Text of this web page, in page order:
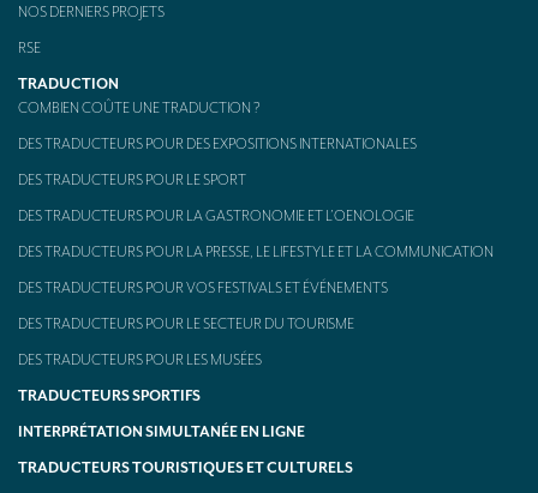
NOS DERNIERS PROJETS
RSE
TRADUCTION
COMBIEN COÛTE UNE TRADUCTION ?
DES TRADUCTEURS POUR DES EXPOSITIONS INTERNATIONALES
DES TRADUCTEURS POUR LE SPORT
DES TRADUCTEURS POUR LA GASTRONOMIE ET L’OENOLOGIE
DES TRADUCTEURS POUR LA PRESSE, LE LIFESTYLE ET LA COMMUNICATION
DES TRADUCTEURS POUR VOS FESTIVALS ET ÉVÉNEMENTS
DES TRADUCTEURS POUR LE SECTEUR DU TOURISME
DES TRADUCTEURS POUR LES MUSÉES
TRADUCTEURS SPORTIFS
INTERPRÉTATION SIMULTANÉE EN LIGNE
TRADUCTEURS TOURISTIQUES ET CULTURELS